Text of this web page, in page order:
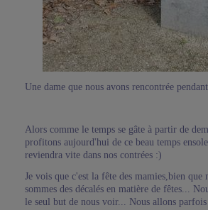
Une dame que nous avons rencontrée
Alors comme le temps se gâte à partir de
profitons aujourd'hui de ce beau temps
reviendra vite dans nos contrées :)
Je vois que c'est la fête des mamies,bien que
sommes des décalés en matière de fêtes...
le seul but de nous voir... Nous allons